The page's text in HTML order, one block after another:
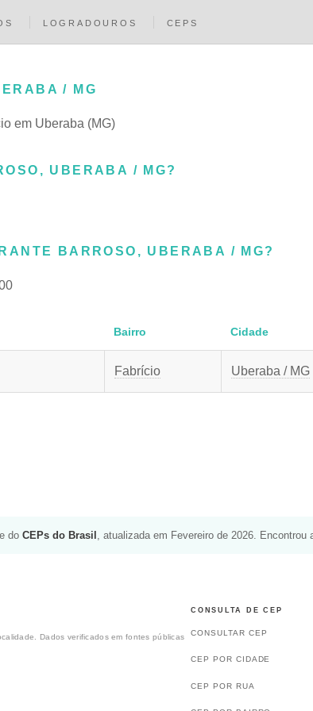
LOGRADOUROS CEPS
/ MG
em Uberaba (MG)
UBERABA / MG?
BARROSO, UBERABA / MG?
Bairro Cidade
Fabrício Uberaba / MG
do CEPs do Brasil , atualizada em Fevereiro de 2026. Encontrou
Dados verificados em fontes públicas
CONSULTA DE CEP
CONSULTAR CEP
CEP POR CIDADE
CEP POR RUA